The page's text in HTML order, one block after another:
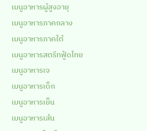
เมนูอาหารผู้สูงอายุ
เมนูอาหารภาคกลาง
เมนูอาหารภาคใต้
เมนูอาหารสตรีทฟู้ดไทย
เมนูอาหารเจ
เมนูอาหารเด็ก
เมนูอาหารเย็น
เมนูอาหารเส้น